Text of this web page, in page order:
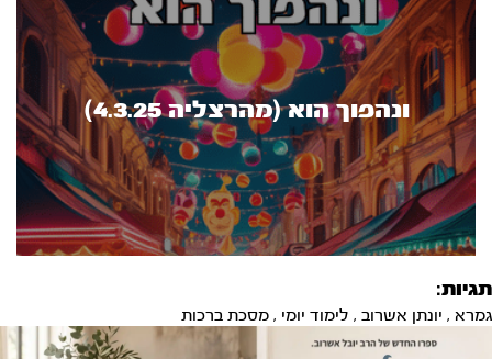
ונהפוך הוא (מהרצליה 4.3.25)
תגיות:
גמרא , יונתן אשרוב , לימוד יומי , מסכת ברכות